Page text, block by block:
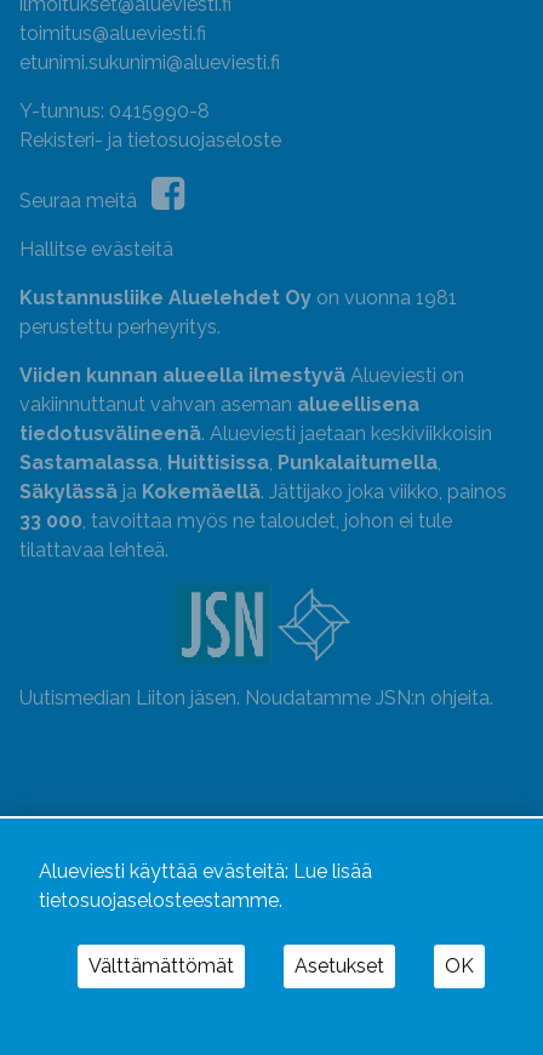
ilmoitukset@alueviesti.fi
toimitus@alueviesti.fi
etunimi.sukunimi@alueviesti.fi
Y-tunnus: 0415990-8
Rekisteri- ja tietosuojaseloste
Seuraa meitä
Hallitse evästeitä
Kustannusliike Aluelehdet Oy on vuonna 1981
perustettu perheyritys.
Viiden kunnan alueella ilmestyvä Alueviesti on
vakiinnuttanut vahvan aseman alueellisena
tiedotusvälineenä. Alueviesti jaetaan keskiviikkoisin
Sastamalassa, Huittisissa, Punkalaitumella,
Säkylässä ja Kokemäellä. Jättijako joka viikko, painos
33 000, tavoittaa myös ne taloudet, johon ei tule
tilattavaa lehteä.
Uutismedian Liiton jäsen. Noudatamme JSN:n ohjeita.
Alueviesti käyttää evästeitä: Lue lisää
tietosuojaselosteestamme.
Välttämättömät Asetukset OK